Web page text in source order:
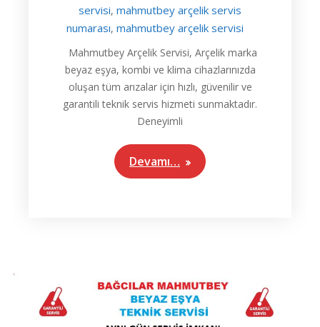
servisi, mahmutbey arçelik servis
numarası, mahmutbey arçelik servisi
Mahmutbey Arçelik Servisi, Arçelik marka
beyaz eşya, kombi ve klima cihazlarınızda
oluşan tüm arızalar için hızlı, güvenilir ve
garantili teknik servis hizmeti sunmaktadır.
Deneyimli
Devamı…